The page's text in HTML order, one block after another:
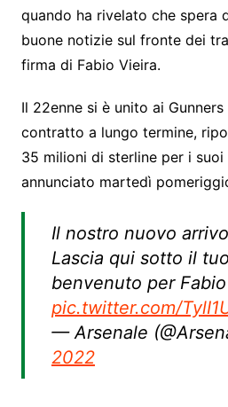
quando ha rivelato che spera
buone notizie sul fronte dei
firma di Fabio Vieira.
Il 22enne si è unito ai
contratto a lungo termine,
35 milioni di sterline per i
annunciato martedì
Il nostro nuovo
Lascia qui sotto il
benvenuto per Fabio
pic.twitter.com/
— Arsenale
2022